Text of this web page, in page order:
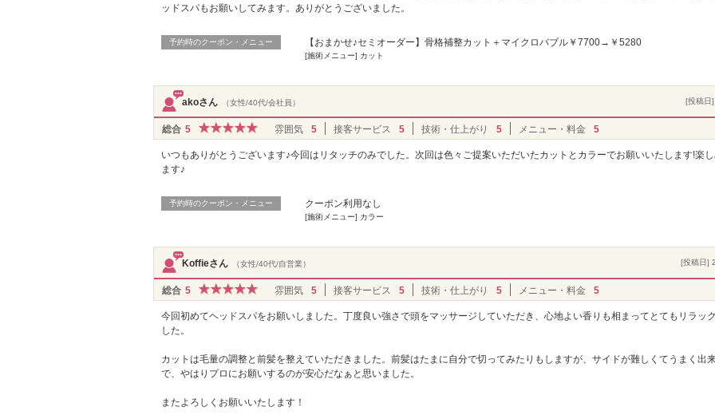
ッドスパもお願いしてみます。ありがとうございました。
予約時のクーポン・メニュー 【おまかせ♪セミオーダー】骨格補整カット＋マイクロバブル￥7700→￥5280
[施術メニュー] カット
akoさん （女性/40代/会社員） [投稿日
総合 5 雰囲気 5 接客サービス 5 技術・仕上がり 5 メニュー・料金 5
いつもありがとうございます♪今回はリタッチのみでした。次回は色々ご提案いただいたカットとカラーでお願いいたします!楽
ます♪
予約時のクーポン・メニュー クーポン利用なし
[施術メニュー] カラー
Koffieさん （女性/40代/自営業） [投稿日]
総合 5 雰囲気 5 接客サービス 5 技術・仕上がり 5 メニュー・料金 5
今回初めてヘッドスパをお願いしました。丁度良い強さで頭をマッサージしていただき、心地よい香りも相まってとてもリラッ
した。
カットは毛量の調整と前髪を整えていただきました。前髪はたまに自分で切ってみたりもしますが、サイドが難しくてうまく出
で、やはりプロにお願いするのが安心だなぁと思いました。
またよろしくお願いいたします！